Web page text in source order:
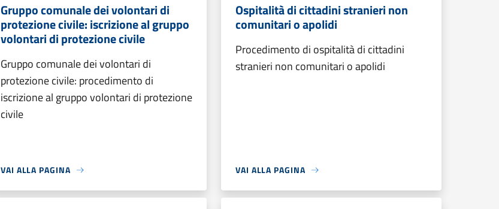
Gruppo comunale dei volontari di
protezione civile: iscrizione al gruppo
volontari di protezione civile
Gruppo comunale dei volontari di
protezione civile: procedimento di
iscrizione al gruppo volontari di protezione
civile
VAI ALLA PAGINA
Ospitalità di cittadini stranieri non
comunitari o apolidi
Procedimento di ospitalità di cittadini
stranieri non comunitari o apolidi
VAI ALLA PAGINA